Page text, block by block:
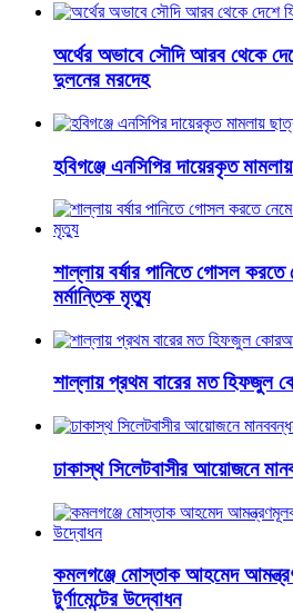
অর্থের অভাবে সৌদি আরব থেকে
দুলনের মরদেহ
হবিগঞ্জে এনসিপির দায়েরকৃত
শাল্লায় বর্ষার পানিতে গোসল করতে
মর্মান্তিক মৃত্যু
শাল্লায় প্রথম বারের মত হিফজুল
ঢাকাস্থ সিলেটবাসীর আয়োজনে
কমলগঞ্জে মোস্তাক আহমেদ
টুর্ণামেন্টের উদ্বোধন